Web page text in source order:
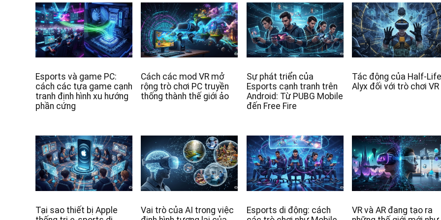
Esports và game PC:
cách các tựa game cạnh
tranh định hình xu hướng
phần cứng
Cách các mod VR mở
rộng trò chơi PC truyền
thống thành thế giới ảo
Sự phát triển của
Esports cạnh tranh trên
Android: Từ PUBG Mobile
đến Free Fire
Tác động của Half-
Alyx đối với trò chơi VR
Tại sao thiết bị Apple
Vai trò của AI trong việc
Esports di động: cách
VR và AR đang tạo ra